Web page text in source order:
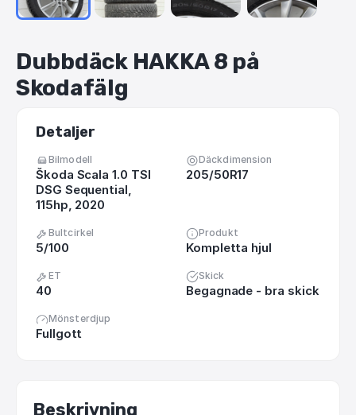
Dubbdäck HAKKA 8 på
Skodafälg
Detaljer
Bilmodell
Škoda Scala 1.0 TSI
DSG Sequential,
115hp, 2020
Däckdimension
205/50R17
Bultcirkel
5/100
Produkt
Kompletta hjul
ET
40
Skick
Begagnade - bra skick
Mönsterdjup
Fullgott
Beskrivning